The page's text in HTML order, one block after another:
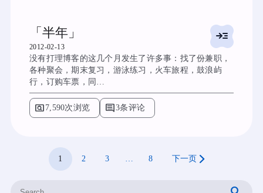
「半年」
2012-02-13
read_more
没有打理博客的这几个月发生了许多事：找了份兼职，
各种聚会，期末复习，游泳练习，火车旅程，鼓浪屿
行，订购车票，同…
pageview 7,590次浏览 comment3条评论
1 2 3 … 8 下一页